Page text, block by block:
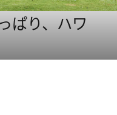
ぱり、ハワ